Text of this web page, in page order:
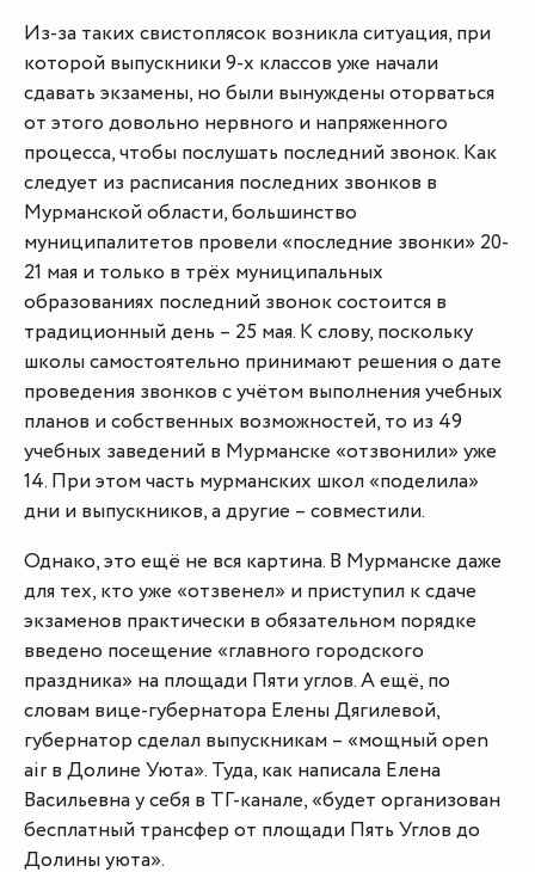
Из-за таких свистоплясок возникла ситуация, при
которой выпускники 9-х классов уже начали
сдавать экзамены, но были вынуждены оторваться
от этого довольно нервного и напряженного
процесса, чтобы послушать последний звонок. Как
следует из расписания последних звонков в
Мурманской области, большинство
муниципалитетов провели «последние звонки» 20-
21 мая и только в трёх муниципальных
образованиях последний звонок состоится в
традиционный день – 25 мая. К слову, поскольку
школы самостоятельно принимают решения о дате
проведения звонков с учётом выполнения учебных
планов и собственных возможностей, то из 49
учебных заведений в Мурманске «отзвонили» уже
14. При этом часть мурманских школ «поделила»
дни и выпускников, а другие – совместили.
Однако, это ещё не вся картина. В Мурманске даже
для тех, кто уже «отзвенел» и приступил к сдаче
экзаменов практически в обязательном порядке
введено посещение «главного городского
праздника» на площади Пяти углов. А ещё, по
словам вице-губернатора Елены Дягилевой,
губернатор сделал выпускникам – «мощный open
air в Долине Уюта». Туда, как написала Елена
Васильевна у себя в ТГ-канале, «будет организован
бесплатный трансфер от площади Пять Углов до
Долины уюта».